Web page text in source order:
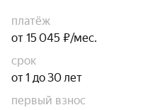
платёж
от 15 045 ₽/мес.
срок
от 1 до 30 лет
первый взнос